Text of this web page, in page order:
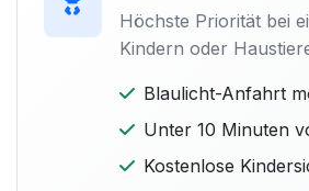
Höchste Priorität bei
Kindern oder
Blaulicht-Anfahrt
Unter 10 Minuten
Kostenlose